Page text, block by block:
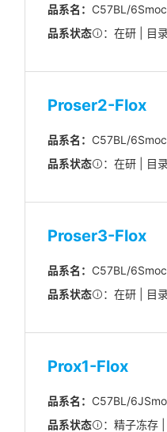
品系名： C57BL/
品系状态 ：在研 | 目
Proser2-Flox
品系名： C57BL/
品系状态 ：在研 | 目
Proser3-Flox
品系名： C57BL/
品系状态 ：在研 | 目
Prox1-Flox
品系名： C57BL/
品系状态
：精子冻存